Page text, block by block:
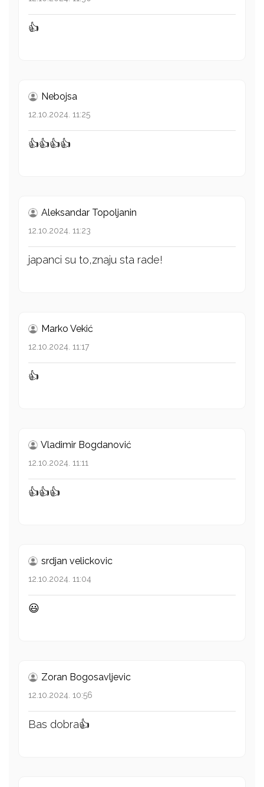
👍
Nebojsa
12.10.2024. 11:25
👍👍👍👍
Aleksandar Topoljanin
12.10.2024. 11:23
japanci su to,znaju sta rade!
Marko Vekić
12.10.2024. 11:17
👍
Vladimir Bogdanović
12.10.2024. 11:11
👍👍👍
srdjan velickovic
12.10.2024. 11:04
😃
Zoran Bogosavljevic
12.10.2024. 10:56
Bas dobra👍